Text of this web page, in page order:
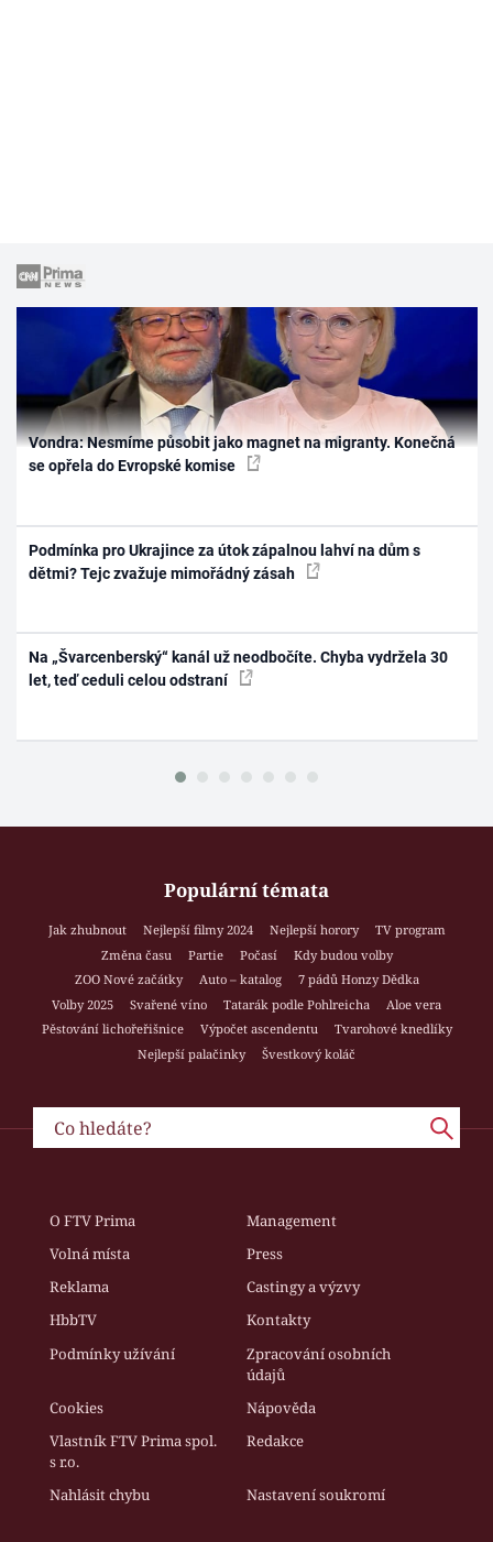
Vondra: Nesmíme působit jako magnet na migranty. Konečná
se opřela do Evropské komise
Podmínka pro Ukrajince za útok zápalnou lahví na dům s
dětmi? Tejc zvažuje mimořádný zásah
Na „Švarcenberský“ kanál už neodbočíte. Chyba vydržela 30
let, teď ceduli celou odstraní
Populární témata
Jak zhubnout Nejlepší filmy 2024 Nejlepší horory
TV program
Změna času
Partie Počasí
Kdy budou volby
ZOO Nové začátky
Auto – katalog
7 pádů Honzy Dědka
Volby 2025
Svařené víno Tatarák podle Pohlreicha
Aloe vera
Pěstování lichořeřišnice
Výpočet ascendentu
Tvarohové knedlíky
Nejlepší palačinky
Švestkový koláč
O FTV Prima
Management
Volná místa
Press
Reklama
Castingy a výzvy
HbbTV
Kontakty
Podmínky užívání
Zpracování osobních
údajů
Cookies
Nápověda
Vlastník FTV Prima spol.
s r.o.
Redakce
Nahlásit chybu Nastavení soukromí